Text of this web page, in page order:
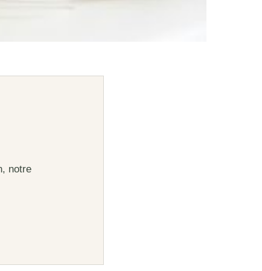
notre